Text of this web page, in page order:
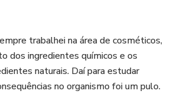
trabalhei na área de cosméticos,
dos ingredientes químicos e os
naturais. Daí para estudar
no organismo foi um pulo.